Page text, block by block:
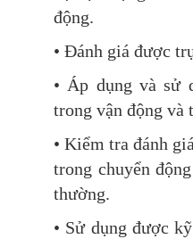
động.
• Đánh giá được
• Áp dụng và sử
trong vận động và
• Kiểm tra đánh
trong chuyển
thường.
• Sử dụng được